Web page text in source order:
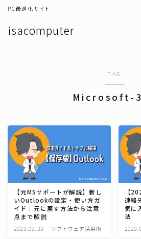
isacomputer
PC最適化サイト
TAG
Microsoft-
【元MSサポートが解説】新し
いOutlookの設定・使い方ガ
イド｜元に戻す方法から注意
点まで解説
2025.09.25 ソフトウェア活用術
【
連絡
気に
法